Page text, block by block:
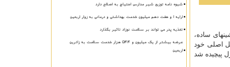
ساده،
اصلی خود
پیچیده شد
شیوه نامه توزیع شیر مدارس احتیاج به اصلاح دارد
ارایه ۱ و هفت دهم میلیون خدمت بهداشتی و درمانی به زوار اربعین
تغذیه پدر می تواند بر سلامت نوزاد تاثیر بگذارد
عرضه بیشتر از یک میلیون و ۵۴۴ هزار خدمت سلامت به زائرین
اربعین